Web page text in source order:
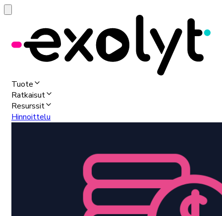
Tuote
Ratkaisut
Resurssit
Hinnoittelu